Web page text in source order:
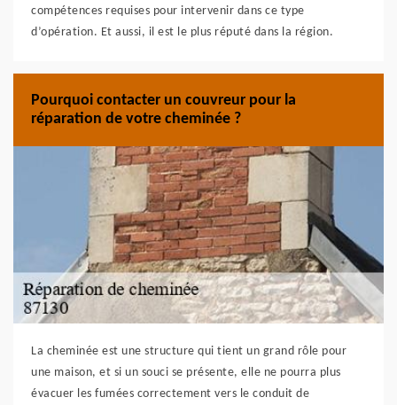
compétences requises pour intervenir dans ce type
d’opération. Et aussi, il est le plus réputé dans la région.
Pourquoi contacter un couvreur pour la
réparation de votre cheminée ?
La cheminée est une structure qui tient un grand rôle pour
une maison, et si un souci se présente, elle ne pourra plus
évacuer les fumées correctement vers le conduit de